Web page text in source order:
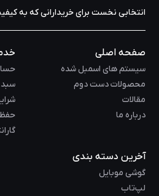
انتخابی نخست برای خریدارانی که به
صفحه اصلی
سیستم های اسمبل شده
محصولات دست دوم
مقالات
درباره ما
سبد
آخرین دسته بندی
گوشی موبایل
لپ‌تاب